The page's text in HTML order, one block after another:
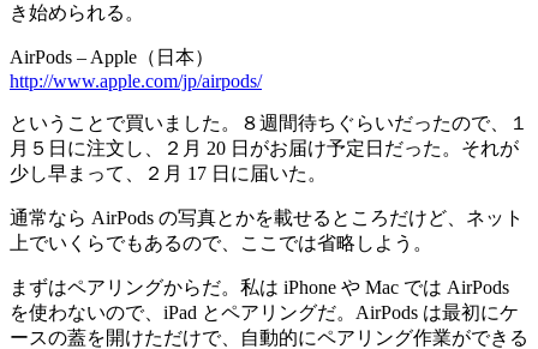
き始められる。
AirPods – Apple（日本）
http://www.apple.com/jp/airpods/
ということで買いました。８週間待ちぐらいだったので、１
月５日に注文し、２月 20 日がお届け予定日だった。それが
少し早まって、２月 17 日に届いた。
通常なら AirPods の写真とかを載せるところだけど、ネット
上でいくらでもあるので、ここでは省略しよう。
まずはペアリングからだ。私は iPhone や Mac では AirPods
を使わないので、iPad とペアリングだ。AirPods は最初にケ
ースの蓋を開けただけで、自動的にペアリング作業ができる